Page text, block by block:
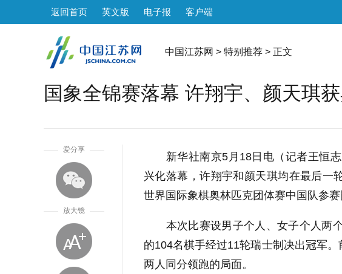
返回首页 英文版 电子报 客户端
中国江苏网 > 特别推荐 > 正文
国象全锦赛落幕 许翔宇、颜天琪
爱分享
放大镜
新华社南京5月18日电（记者王恒志
兴化落幕，许翔宇和颜天琪均在最后一
世界国际象棋奥林匹克团体赛中国队参赛
本次比赛设男子个人、女子个人两个
的104名棋手经过11轮瑞士制决出冠军
两人同分领跑的局面。